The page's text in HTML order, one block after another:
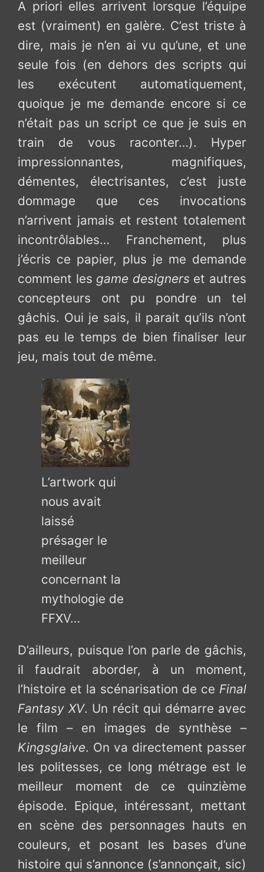
A priori elles arrivent lorsque l’équipe
est (vraiment) en galère. C’est triste à
dire, mais je n’en ai vu qu’une, et une
seule fois (en dehors des scripts qui
les exécutent automatiquement,
quoique je me demande encore si ce
n’était pas un script ce que je suis en
train de vous raconter…). Hyper
impressionnantes, magnifiques,
démentes, électrisantes, c’est juste
dommage que ces invocations
n’arrivent jamais et restent totalement
incontrôlables… Franchement, plus
j’écris ce papier, plus je me demande
comment les game designers et autres
concepteurs ont pu pondre un tel
gâchis. Oui je sais, il parait qu’ils n’ont
pas eu le temps de bien finaliser leur
jeu, mais tout de même.
L’artwork qui
nous avait
laissé
présager le
meilleur
concernant la
mythologie de
FFXV…
D’ailleurs, puisque l’on parle de gâchis,
il faudrait aborder, à un moment,
l’histoire et la scénarisation de ce Final
Fantasy XV. Un récit qui démarre avec
le film – en images de synthèse –
Kingsglaive. On va directement passer
les politesses, ce long métrage est le
meilleur moment de ce quinzième
épisode. Epique, intéressant, mettant
en scène des personnages hauts en
couleurs, et posant les bases d’une
histoire qui s’annonce (s’annonçait, sic)